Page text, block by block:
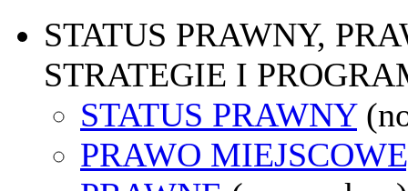
STATUS PRAWNY,
STRATEGIE I
STATUS PRAWNY
PRAWO